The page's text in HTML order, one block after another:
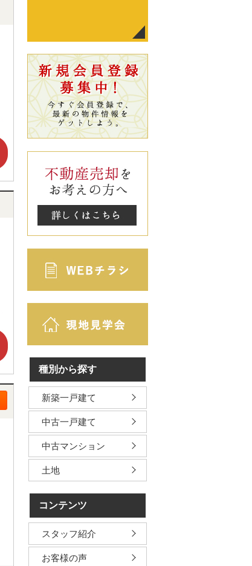
種別から探す
新築一戸建て
中古一戸建て
中古マンション
土地
コンテンツ
スタッフ紹介
お客様の声